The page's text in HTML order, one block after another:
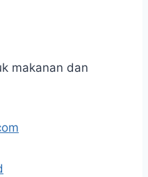
makanan dan